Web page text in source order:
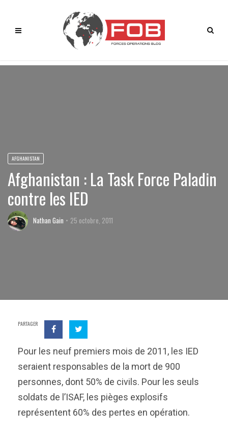
AFGHANISTAN
Afghanistan : La Task Force Paladin
contre les IED
Nathan Gain 25 octobre, 2011
PARTAGER
Pour les neuf premiers mois de 2011, les IED
seraient responsables de la mort de 900
personnes, dont 50% de civils. Pour les seuls
soldats de l’ISAF, les pièges explosifs
représentent 60% des pertes en opération.